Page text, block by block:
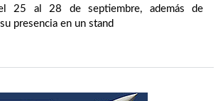
25 al 28 de septiembre, además de
presencia en un stand